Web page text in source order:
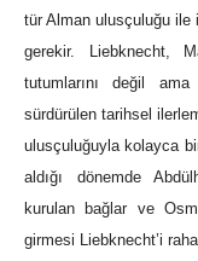
tür Alman ulusçuluğu ile
gerekir. Liebknecht,
tutumlarını değil
sürdürülen tarihsel
ulusçuluğuyla kolayca
aldığı dönemde
kurulan bağlar ve
girmesi Liebknecht’i